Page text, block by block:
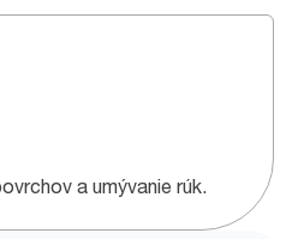
a umývanie rúk.